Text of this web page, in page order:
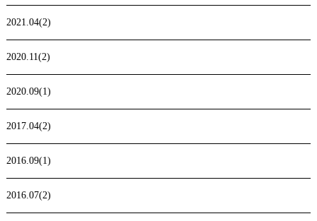
2021.04(2)
2020.11(2)
2020.09(1)
2017.04(2)
2016.09(1)
2016.07(2)